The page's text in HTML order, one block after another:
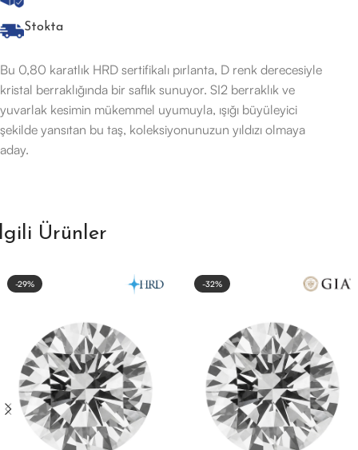
Stokta
Bu 0,80 karatlık HRD sertifikalı pırlanta, D renk derecesiyle
kristal berraklığında bir saflık sunuyor. SI2 berraklık ve
yuvarlak kesimin mükemmel uyumuyla, ışığı büyüleyici
şekilde yansıtan bu taş, koleksiyonunuzun yıldızı olmaya
aday.
Ürünler
-29% -32%